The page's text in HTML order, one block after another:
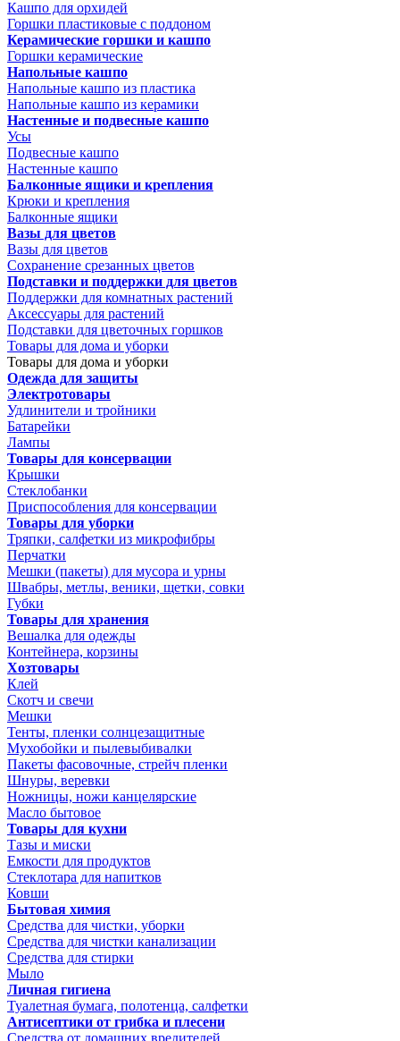
Кашпо для орхидей
Горшки пластиковые с поддоном
Керамические горшки и кашпо
Горшки керамические
Напольные кашпо
Напольные кашпо из пластика
Напольные кашпо из керамики
Настенные и подвесные кашпо
Усы
Подвесные кашпо
Настенные кашпо
Балконные ящики и крепления
Крюки и крепления
Балконные ящики
Вазы для цветов
Вазы для цветов
Сохранение срезанных цветов
Подставки и поддержки для цветов
Поддержки для комнатных растений
Аксессуары для растений
Подставки для цветочных горшков
Товары для дома и уборки
Товары для дома и уборки
Одежда для защиты
Электротовары
Удлинители и тройники
Батарейки
Лампы
Товары для консервации
Крышки
Стеклобанки
Приспособления для консервации
Товары для уборки
Тряпки, салфетки из микрофибры
Перчатки
Мешки (пакеты) для мусора и урны
Швабры, метлы, веники, щетки, совки
Губки
Товары для хранения
Вешалка для одежды
Контейнера, корзины
Хозтовары
Клей
Скотч и свечи
Мешки
Тенты, пленки солнцезащитные
Мухобойки и пылевыбивалки
Пакеты фасовочные, стрейч пленки
Шнуры, веревки
Ножницы, ножи канцелярские
Масло бытовое
Товары для кухни
Тазы и миски
Емкости для продуктов
Стеклотара для напитков
Ковши
Бытовая химия
Средства для чистки, уборки
Средства для чистки канализации
Средства для стирки
Мыло
Личная гигиена
Туалетная бумага, полотенца, салфетки
Антисептики от грибка и плесени
Средства от домашних вредителей